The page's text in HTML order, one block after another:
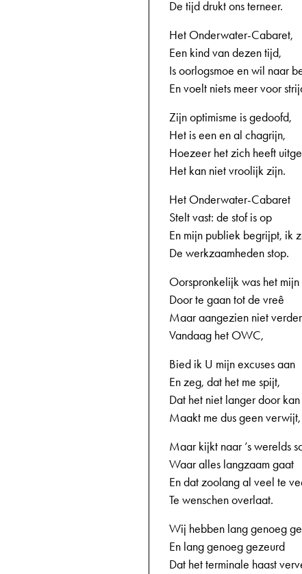
15-04-
De tijd drukt ons terneer.
Het Onderwater-Cabaret,
Een kind van dezen tijd,
Is oorlogsmoe en wil naar
En voelt niets meer voor
Zijn optimisme is gedoofd,
Het is een en al chagrijn,
Hoezeer het zich heeft
Het kan niet vroolijk zijn.
Het Onderwater-Cabaret
Stelt vast: de stof is op
En mijn publiek begrijpt, ik
De werkzaamheden stop.
Oorspronkelijk was het
Door te gaan tot de vreê
Maar aangezien niet
Vandaag het OWC,
Bied ik U mijn excuses aan
En zeg, dat het me spijt,
Dat het niet langer door
Maakt me dus geen verwijt,
Maar kijkt naar ’s werelds
Waar alles langzaam gaat
En dat zoolang al veel te
Te wenschen overlaat.
Wij hebben lang genoeg
En lang genoeg gezeurd
Dat het terminale haast